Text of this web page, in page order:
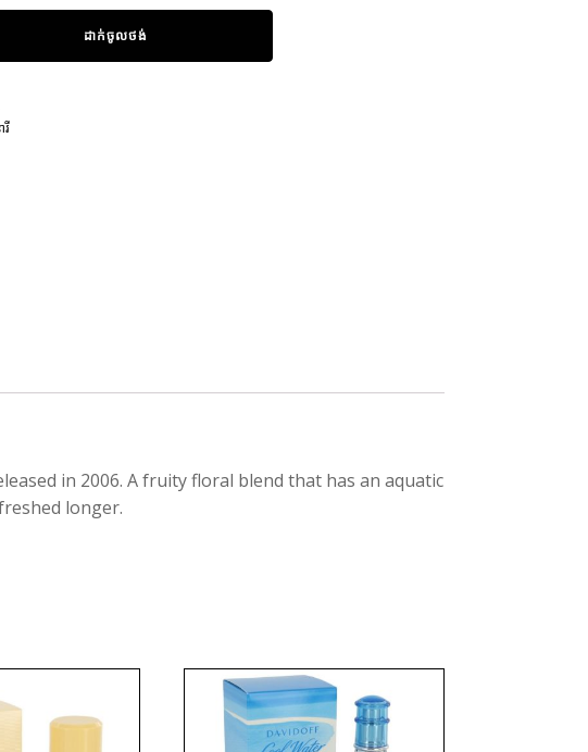
ដាក់ចូលថង់
in 2006. A fruity floral blend that has an aquatic
longer.